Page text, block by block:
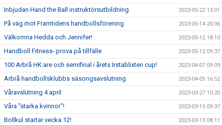
Inbjudan Hand the Ball instruktörsutbildning 2023-05-22 13:01
På väg mot Framtidens handbollsförening 2023-05-14 20:06
Välkomna Hedda och Jennifer! 2023-05-12 18:10
Handboll Fitness- prova på tillfälle 2023-05-12 09:37
100 Arbrå HK:are och semifinal i årets Irstablixten cup! 2023-04-07 09:09
Arbrå handbollsklubbs säsongsavslutning 2023-04-05 16:52
Våravslutning 4 april 2023-03-27 10:20
Våra "starka kvinnor"! 2023-03-15 09:37
Bollkul startar vecka 12! 2023-03-13 08:11